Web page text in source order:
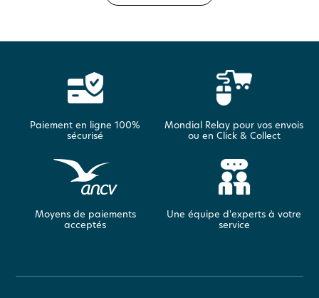
Paiement en ligne 100%
sécurisé
Mondial Relay pour vos envois
ou en Click & Collect
Moyens de paiements
acceptés
Une équipe d'experts à votre
service